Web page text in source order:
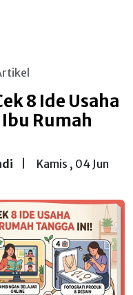
8 Ide Usaha
Rumah
Kamis , 04 Jun